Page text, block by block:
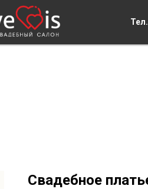
Свадебное